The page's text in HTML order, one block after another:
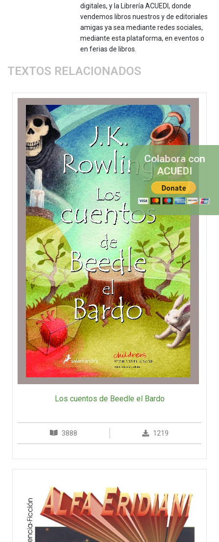
digitales, y la Librería ACUEDI, donde
vendemos libros nuestros y de editoriales
amigas ya sea mediante redes sociales,
mediante esta plataforma, en eventos o
en ferias de libros.
TEXTOS RELACIONADOS
Los cuentos de Beedle el Bardo
3888 1219
Colabora con
ACUEDI